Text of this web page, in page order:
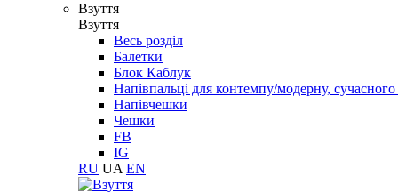
Взуття
Взуття
Весь розділ
Балетки
Блок Каблук
Напівпальці для контемпу/модерну,
Напівчешки
Чешки
FB
IG
RU UA EN